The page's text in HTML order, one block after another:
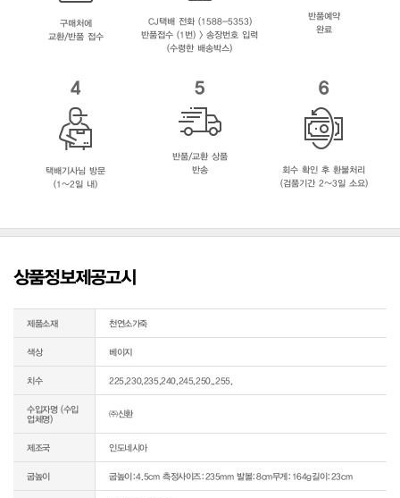
구매처에
교환/반품 접수
CJ택배 전화 (1588-5353)
반품접수 (1번) > 송장번호 입력
(수령한 배송박스)
반품예약
완료
4
택배기사님 방문
(1~2일 내)
5
반품/교환 상품
반송
6
회수 확인 후 환불처리
(검품기간 2~3일 소요)
상품정보제공고시
제품소재 천연소가죽
색상 베이지
치수 225,230,235,240,245,250,,255,
수입자명 (수입
업체명)
㈜신환
제조국 인도네시아
굽높이 굽높이:4.5cm 측정사이즈:235mm 발볼:8cm무게:164g길이:23cm